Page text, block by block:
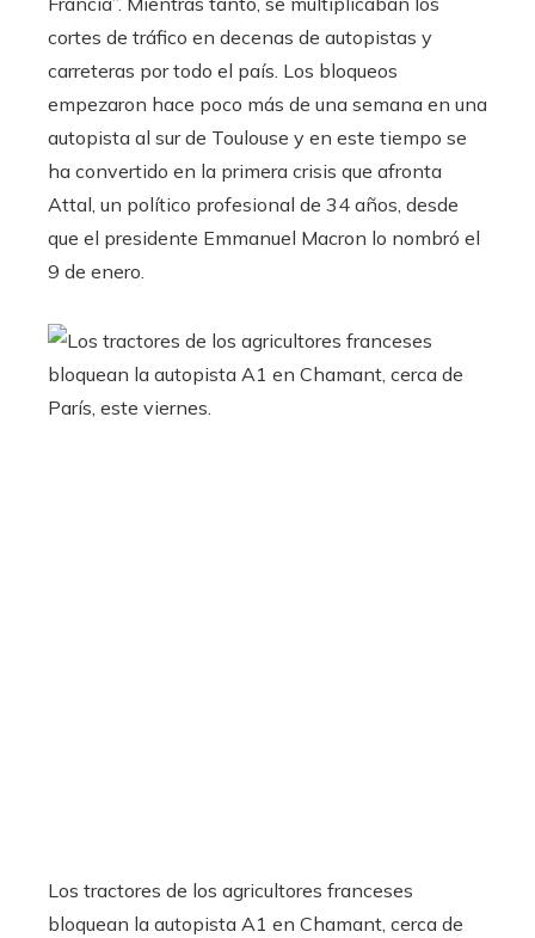
cortes de tráfico en decenas de autopistas y
carreteras por todo el país. Los bloqueos
empezaron hace poco más de una semana en una
autopista al sur de Toulouse y en este tiempo se
ha convertido en la primera crisis que afronta
Attal, un político profesional de 34 años, desde
que el presidente Emmanuel Macron lo nombró el
9 de enero.
Los tractores de los agricultores franceses
bloquean la autopista A1 en Chamant, cerca de